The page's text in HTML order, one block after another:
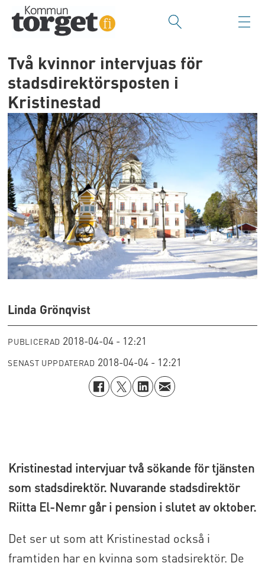
Två kvinnor intervjuas för
stadsdirektörsposten i
Kristinestad
Linda Grönqvist
PUBLICERAD 2018-04-04 - 12:21
SENAST UPPDATERAD 2018-04-04 - 12:21
Kristinestad intervjuar två sökande för tjänsten
som stadsdirektör. Nuvarande stadsdirektör
Riitta El-Nemr går i pension i slutet av oktober.
Det ser ut som att Kristinestad också i
framtiden har en kvinna som stadsirektör. De